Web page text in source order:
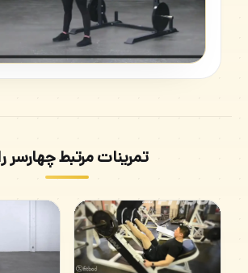
تمرینات مرتبط چهارسر